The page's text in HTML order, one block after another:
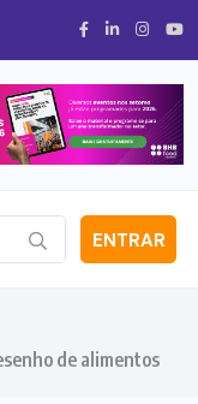
ENTRAR
de alimentos